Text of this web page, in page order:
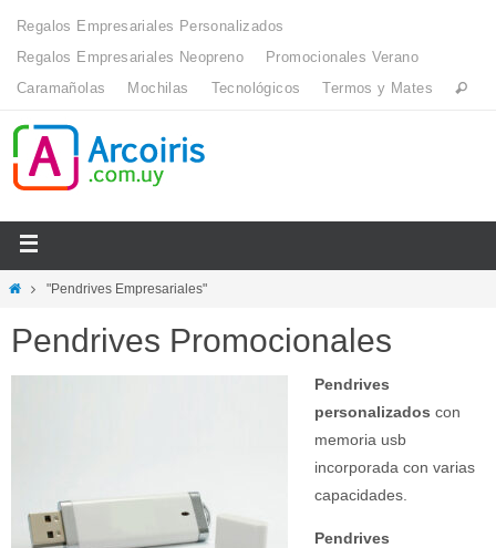
Regalos Empresariales Personalizados
Regalos Empresariales Neopreno
Promocionales Verano
Caramañolas
Mochilas Tecnológicos Termos y Mates
"Pendrives Empresariales"
Pendrives Promocionales
Pendrives
personalizados con
memoria usb
incorporada con varias
capacidades.
Pendrives